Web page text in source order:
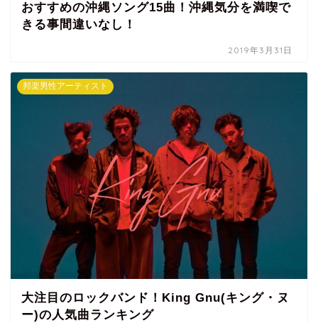
おすすめの沖縄ソング15曲！沖縄気分を満喫で
きる事間違いなし！
2019年3月31日
邦楽男性アーティスト
大注目のロックバンド！King Gnu(キング・ヌ
ー)の人気曲ランキング